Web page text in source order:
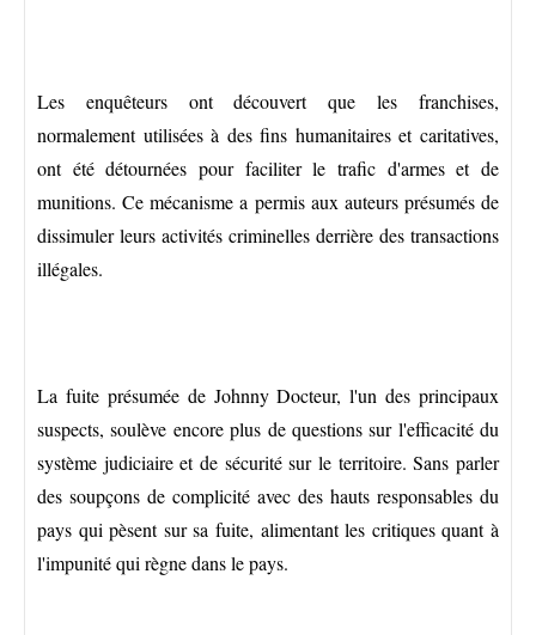
Les enquêteurs ont découvert que les franchises,
normalement utilisées à des fins humanitaires et caritatives,
ont été détournées pour faciliter le trafic d'armes et de
munitions. Ce mécanisme a permis aux auteurs présumés de
dissimuler leurs activités criminelles derrière des transactions
illégales.
La fuite présumée de Johnny Docteur, l'un des principaux
suspects, soulève encore plus de questions sur l'efficacité du
système judiciaire et de sécurité sur le territoire. Sans parler
des soupçons de complicité avec des hauts responsables du
pays qui pèsent sur sa fuite, alimentant les critiques quant à
l'impunité qui règne dans le pays.